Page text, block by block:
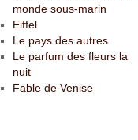
monde sous-marin
Eiffel
Le pays des autres
Le parfum des fleurs la
nuit
Fable de Venise